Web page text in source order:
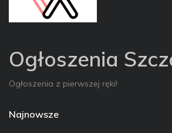
Ogłoszenia
Ogłoszenia z pierwszej ręki!
Najnowsze